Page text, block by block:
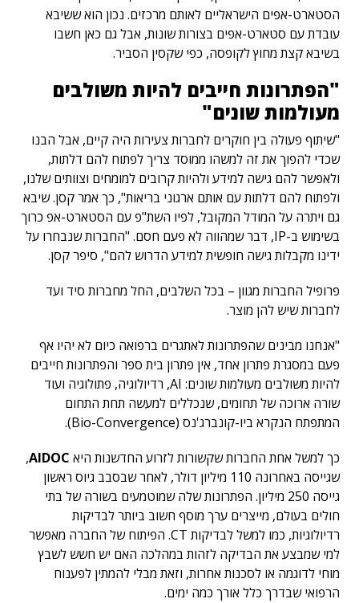
הסטארט-אפים הישראליים לאותם מרכזים. נכון הוא ששיבא
עובדת עם סטארט-אפים בצורות שונות, אבל גם כאן חשבו
בשיבא קצת מחוץ לקופסה, כפי שקסין הסביר.
"הפתרונות חייבים להיות משולבים
מעולמות שונים"
"שיתוף פעולה בין חוקרים לחברות צעירות היה קיים, אבל הבנו
שכדי להפוך את זה למשהו ממוסד צריך לפתוח להם דלתות,
ולאפשר להם גישה למידע ולהיות קרובים למומחים וצוותים שלנו,
ולפתוח להם דלתות עם אותם ארגוני בריאות", כך אמר קסן. שיבא
גם ויתרה על המודל המקובל, לפיו השת"פ עם הסטארט-אפ כרוך
בשימוש ב-IP, דבר שמהווה לא פעם חסם. "החברות שנבחרו על
ידינו מקבלות גישה חופשית למידע הדרוש להם", סיפר קסן.
פרופיל החברות מגוון – בכל השלבים, החל מחברות סיד ועד
לחברות שיש להן מוצר.
"אנחנו מבינים שהפתרונות לאתגרים ברפואה כיום לא יהיו אף
פעם במסגרת פתרון אחד, אין פתרון בית ספר והפתרונות חייבים
להיות משולבים מעולמות שונים: AI, רדיולוגיה, פתולוגיה ועוד
שורה ארוכה של תחומים, שנכללים למעשה תחת התחום
המתפתח הנקרא ביו-קונברג'נס (Bio-Convergence)
.
כך למשל אחת החברות שקשורות לזרוע החדשנות היא AIDOC
,
שגייסה באחרונה 110 מיליון דולר, לאחר שבסבב גיוס ראשון
גייסה 250 מיליון. הפתרונות שלה שמוטמעים בשורה של בתי
חולים בעולם, מייצרים ערך מוסף חשוב ביותר לבדיקות
רדיולוגיות, כמו למשל לבדיקות CT. הפיתוח של החברה מאפשר
למי שמבצע את הבדיקה לזהות במהלכה האם יש חשש לשבץ
מוחי לדוגמה או לסכנות אחרות, וזאת מבלי להמתין לפענוח
הרפואי שבדרך כלל אורך כמה ימים.